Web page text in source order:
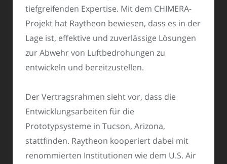
tiefgreifenden Expertise. Mit dem CHIMERA-
Projekt hat Raytheon bewiesen, dass es in der
Lage ist, effektive und zuverlässige Lösungen
zur Abwehr von Luftbedrohungen zu
entwickeln und bereitzustellen.
Der Vertragsrahmen sieht vor, dass die
Entwicklungsarbeiten für die
Prototypsysteme in Tucson, Arizona,
stattfinden. Raytheon kooperiert dabei mit
renommierten Institutionen wie dem U.S. Air